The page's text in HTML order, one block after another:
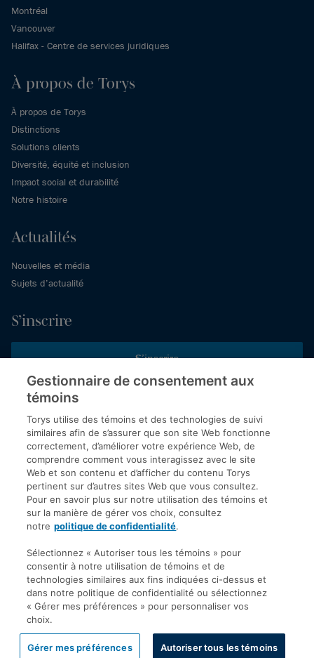
Montréal
Vancouver
Halifax - Centre de services juridiques
À propos de Torys
À propos de Torys
Distinctions
Solutions clients
Diversité, équité et inclusion
Impact social et durabilité
Notre histoire
Actualités
Nouvelles et média
Sujets d’actualité
S’inscrire
S’inscrire
Inscrivez-vous aux publications de Torys pour recevoir nos derniers
commentaires, notre calendrier de webinaires et d’événements et
plus encore.
© 2026 Société d'avocats Torys S.E.N.C.R.L. Tous droits
réservés.
Politique de protection des renseignements personnels
Droit d’auteur
Avis de non-responsabilité
Modalités générales
Accessibilité
Gestionnaire de consentement aux
témoins
Torys utilise des témoins et des technologies de suivi
similaires afin de s’assurer que son site Web fonctionne
correctement, d’améliorer votre expérience Web, de
comprendre comment vous interagissez avec le site
Web et son contenu et d’afficher du contenu Torys
pertinent sur d’autres sites Web que vous consultez.
Pour en savoir plus sur notre utilisation des témoins et
sur la manière de gérer vos choix, consultez
notre politique de confidentialité.
Sélectionnez « Autoriser tous les témoins » pour
consentir à notre utilisation de témoins et de
technologies similaires aux fins indiquées ci-dessus et
dans notre politique de confidentialité ou sélectionnez
« Gérer mes préférences » pour personnaliser vos
choix.
Gérer mes préférences Autoriser tous les témoins